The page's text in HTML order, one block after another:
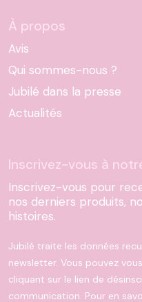
À propos
Avis
Qui sommes-nous ?
Jubilé dans la presse
Actualités
Inscrivez-vous à
Inscrivez-vous pour
nos derniers produits,
histoires.
Jubilé traite les données
newsletter. Vous pouvez
cliquant sur le lien de
communication. Pour en